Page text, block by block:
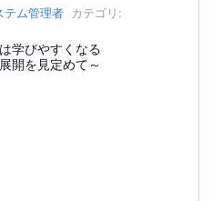
テム管理者 カテゴリ:
学びやすくなる
開を見定めて～